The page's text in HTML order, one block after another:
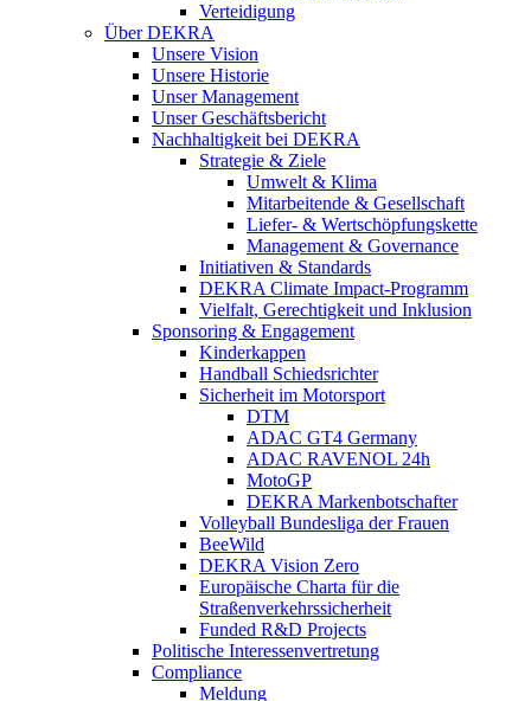
Verteidigung
Über DEKRA
Unsere Vision
Unsere Historie
Unser Management
Unser Geschäftsbericht
Nachhaltigkeit bei DEKRA
Strategie & Ziele
Umwelt & Klima
Mitarbeitende & Gesellschaft
Liefer- & Wertschöpfungskette
Management & Governance
Initiativen & Standards
DEKRA Climate Impact-Programm
Vielfalt, Gerechtigkeit und Inklusion​
Sponsoring & Engagement
Kinderkappen
Handball Schiedsrichter
Sicherheit im Motorsport
DTM
ADAC GT4 Germany
ADAC RAVENOL 24h
MotoGP
DEKRA Markenbotschafter
Volleyball Bundesliga der Frauen
BeeWild
DEKRA Vision Zero
Europäische Charta für die
Straßenverkehrssicherheit
Funded R&D Projects
Politische Interessenvertretung
Compliance
Meldung